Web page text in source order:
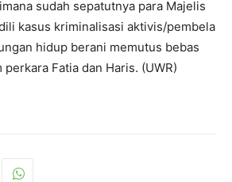
sudah sepatutnya para Majelis
kasus kriminalisasi aktivis/pembela
hidup berani memutus bebas
perkara Fatia dan Haris. (UWR)